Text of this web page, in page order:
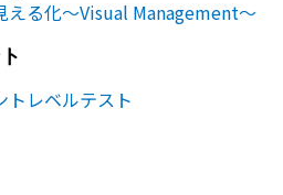
える化～Visual Management～
トレベルテスト